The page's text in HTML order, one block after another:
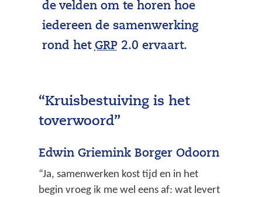
de velden om te horen hoe
iedereen de samenwerking
rond het GRP(
m
t
2.0 ervaart.
“Kruisbestuiving is het
toverwoord”
Edwin Griemink Borger Odoorn
“Ja, samenwerken kost tijd en in het
begin vroeg ik me wel eens af: wat levert